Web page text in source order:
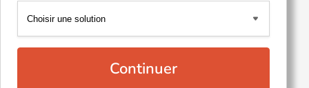
Continuer